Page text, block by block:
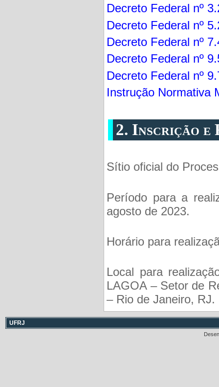
Decreto Federal nº
Decreto Federal nº
Decreto Federal nº
Decreto Federal nº
Decreto Federal nº
Instrução Normativa
2. Inscrição e
Sítio oficial do
Período para a
agosto de 2023.
Horário para
Local para
LAGOA – Setor de
– Rio de Janeiro, RJ.
UFRJ